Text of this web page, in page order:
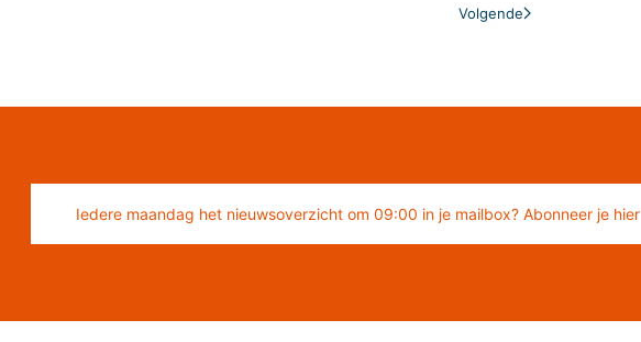
Volgende
Iedere maandag het nieuwsoverzicht om 09:00 in je mailbox? Abonneer je hier